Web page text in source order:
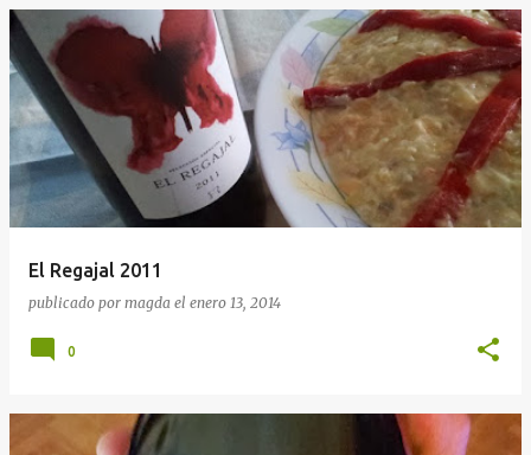
El Regajal 2011
publicado por magda el enero 13, 2014
0